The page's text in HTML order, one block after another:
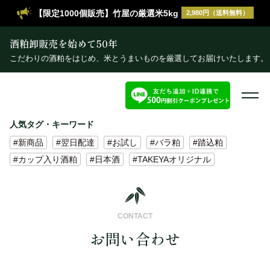
【限定1000個販売】竹屋の厳選米5kg 2,980円（送料無料）
酒粕卸販売を始めて50年
こだわりの酒粕をはじめ、米とうまいものを厳選してお届けいたします。
人気タグ・キーワード
#新商品
#翌日配達 #お試し #バラ粕
#踏込粕
#カップ入り酒粕
#日本酒 #TAKEYAオリジナル
CONTACT
お問い合わせ